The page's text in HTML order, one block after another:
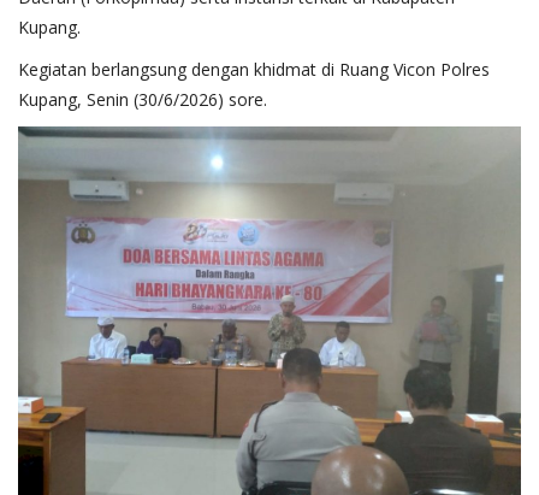
Kupang.
Kegiatan berlangsung dengan khidmat di Ruang Vicon Polres
Kupang, Senin (30/6/2026) sore.